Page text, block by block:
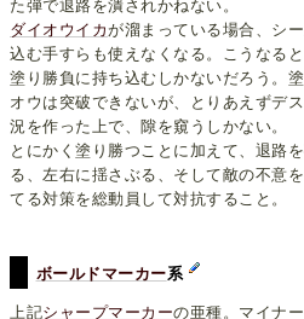
た弾で退路を潰されかねない。
ダイオウイカが溜まっている場合、シ
込む手すらも使えなくなる。こうなる
塗り勝負に持ち込むしかないだろう。
オウは突破できないが、とりあえずデ
況を作った上で、隙を窺うしかない。
とにかく塗り勝つことに加えて、退路
る、左右に揺さぶる、そして敵の不意
てる対策を総動員して対抗すること。
ボールドマーカー系
上記シャープマーカーの亜種。マイナ